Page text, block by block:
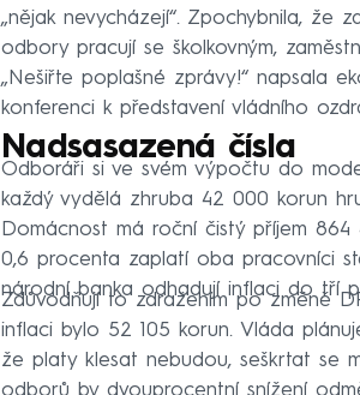
„nějak nevycházejí“. Zpochybnila, že
odbory pracují se školkovným,
„Nešiřte poplašné zprávy!“ napsala
konferenci k představení vládního
Nadsasazená čísla
Odboráři si ve svém výpočtu do
každý vydělá zhruba 42 000 korun
Domácnost má roční čistý příjem 864
0,6 procenta zaplatí oba pracovníci
národní banka odhadují inflaci do tří
Zdůvodňují to zdražením po změně
inflaci bylo 52 105 korun. Vláda
že platy klesat nebudou, seškrtat se
odborů by dvouprocentní snížení